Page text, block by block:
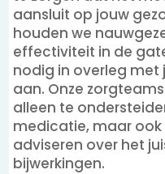
aansluit op jouw
houden we
effectiviteit in de
nodig in overleg
aan. Onze
alleen te
medicatie, maar
adviseren over het
bijwerkingen.